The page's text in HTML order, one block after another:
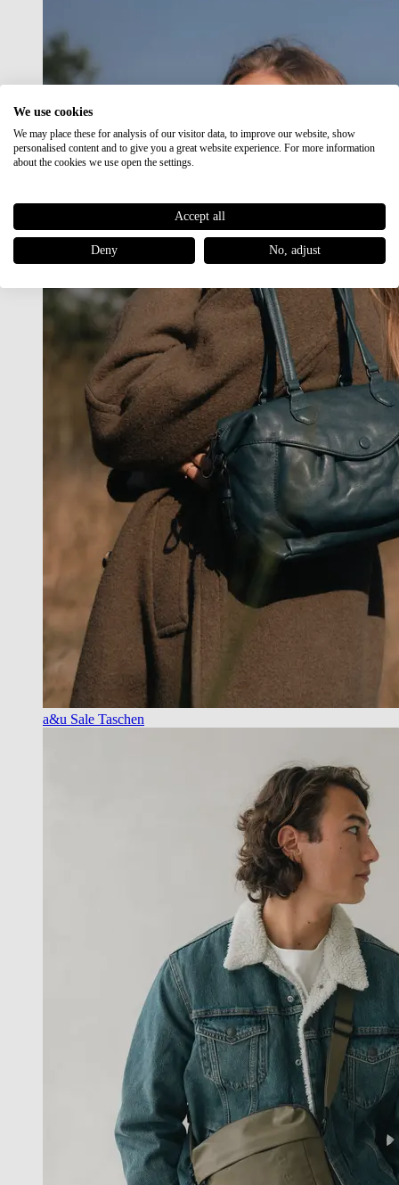
a&u Sale Taschen
We use cookies
We may place these for analysis of our visitor data, to improve our website, show
personalised content and to give you a great website experience. For more information
about the cookies we use open the settings.
Accept all
Deny No, adjust